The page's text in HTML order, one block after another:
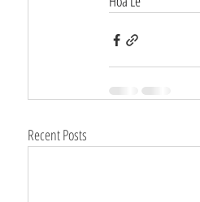
Recent Posts